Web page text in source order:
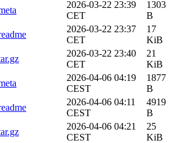
2026-03-22 23:39
CET
1303
B
2026-03-22 23:37
CET
17
KiB
2026-03-22 23:40
CET
21
KiB
2026-04-06 04:19
CEST
1877
B
2026-04-06 04:11
CEST
4919
B
2026-04-06 04:21
CEST
25
KiB